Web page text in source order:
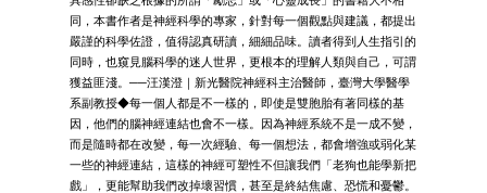
同，本書作者是神經科學的專家，針對每一個觀點與建議，都提出
嚴謹的科學佐證，值得認真研讀，細細品味。讀者得到人生指引的
同時，也窺見腦科學的迷人世界，更根本的理解人類與自己，可謂
獲益匪淺。──汪漢澄｜新光醫院神經科主治醫師，臺灣大學醫學
系副教授◆每一個人都是不一樣的，即使是雙胞胎有著同樣的基
因，他們的腦神經連結也會不一樣。因為神經系統不是一成不變，
而是隨時都在改變，每一次經驗、每一個想法，都會增強或弱化某
一些的神經連結，這樣的神經可塑性不但讓我們「老狗也能學新把
戲」，更能幫助我們改掉壞習慣，甚至是終結焦慮、恐慌和憂鬱。